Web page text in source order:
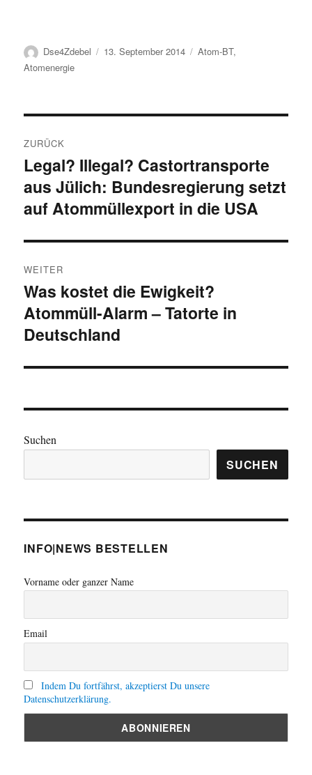
Autor
Dse4Zdebel
Veröffentlicht
13. September 2014 Kategorien
Atom-BT,
Atomenergie
ZURÜCK
Vorheriger
Beitrag:
Legal? Illegal? Castortransporte
aus Jülich: Bundesregierung setzt
auf Atommüllexport in die USA
WEITER
Nächster
Beitrag:
Was kostet die Ewigkeit?
Atommüll-Alarm – Tatorte in
Deutschland
Suchen
SUCHEN
INFO|NEWS BESTELLEN
Vorname oder ganzer Name
Email
Indem Du fortfährst, akzeptierst Du unsere
Datenschutzerklärung.